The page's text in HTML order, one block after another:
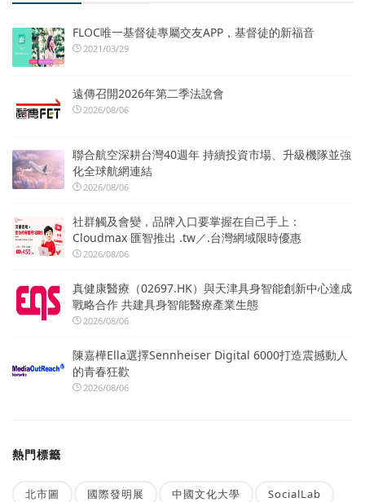
FLOC唯一基督徒專屬交友APP，基督徒的新福音
2021/03/29
遠傳召開2026年第二季法說會
2026/08/06
聯合航空深耕台灣40週年 持續投資市場、升級機隊並強
化全球航網連結
2026/08/06
社群觸及會變，品牌入口要掌握在自己手上：
Cloudmax 匯智推出 .tw／.台灣網域限時優惠
2026/08/06
真健康醫療（02697.HK）與天津具身智能創新中心達成
戰略合作 共建具身智能醫療產業生態
2026/08/06
陳嘉樺Ella選擇Sennheiser Digital 6000打造震撼動人
的青春狂歡
2026/08/06
熱門標籤
北市圖 國際發明展 中國文化大學 SocialLab